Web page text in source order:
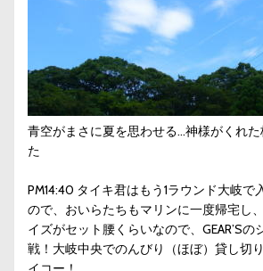
青空がまさに夏を思わせる…神様がくれ
た
PM14:40 タイキ君はもう1ラウンド大岐で
ので、おいらたちもマリンに一度帰宅し
イズがセット腰くらいなので、GEAR’S
戦！大岐中央でのんびり（ほぼ）貸し切